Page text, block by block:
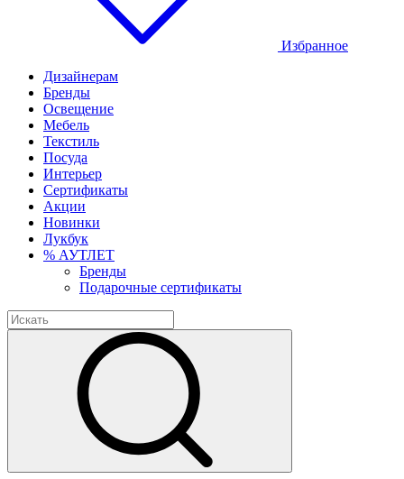
Избранное
Дизайнерам
Бренды
Освещение
Мебель
Текстиль
Посуда
Интерьер
Сертификаты
Акции
Новинки
Лукбук
% АУТЛЕТ
Бренды
Подарочные сертификаты